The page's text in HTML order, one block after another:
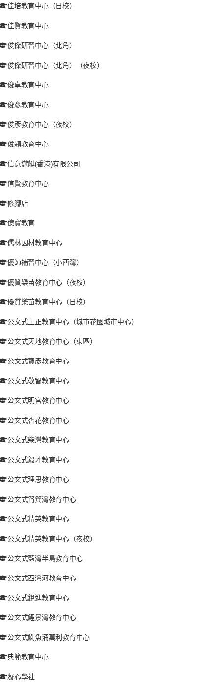
佳培教育中心（日校）
佳賢教育中心
俊傑研習中心（北角）
俊傑研習中心（北角）（夜校）
俊卓教育中心
俊彥教育中心
俊彥教育中心（夜校）
俊穎教育中心
信意遊艇(香港)有限公司
信賢教育中心
修腳店
億寶教育
儒林因材教育中心
優師補習中心（小西灣）
優質樂苗教育中心（夜校）
優質樂苗教育中心（日校）
公文式上正教育中心（城巿花園城巿中心）
公文式天地教育中心（東區）
公文式寶彥教育中心
公文式敬智教育中心
公文式明宮教育中心
公文式杏花教育中心
公文式柴灣教育中心
公文式毅才教育中心
公文式理思教育中心
公文式筲箕灣教育中心
公文式精英教育中心
公文式精英教育中心（夜校）
公文式藍灣半島教育中心
公文式西灣河教育中心
公文式銳進教育中心
公文式鯉景灣教育中心
公文式鰂魚涌萬利教育中心
典範教育中心
凝心學社